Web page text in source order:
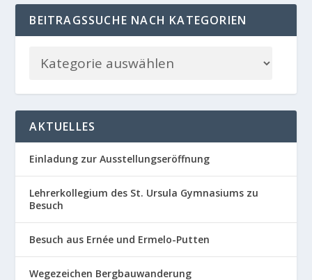
BEITRAGSSUCHE NACH KATEGORIEN
AKTUELLES
Einladung zur Ausstellungseröffnung
Lehrerkollegium des St. Ursula Gymnasiums zu
Besuch
Besuch aus Ernée und Ermelo-Putten
Wegezeichen Bergbauwanderung